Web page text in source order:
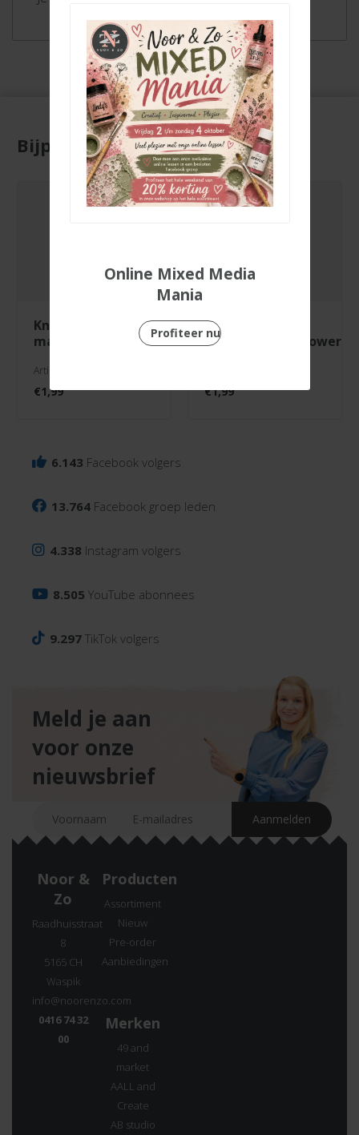
Bijpassende producten
knipvel just
married
Artikelnr. 3000/0103
€1,99
knipvel
zonnebloemenpower
€1,99
6.143 Facebook volgers
13.764 Facebook groep leden
4.338 Instagram volgers
8.505 YouTube abonnees
9.297 TikTok volgers
Meld je aan
voor onze
nieuwsbrief
Noor &
Zo
Raadhuisstraat
8
5165 CH
Waspik
info@noorenzo.com
0416 74 32
00
Producten
Assortiment
Nieuw
Pre-order
Aanbiedingen
Merken
49 and
market
AALL and
Create
AB studio
Online Mixed Media
Mania
Profiteer nu